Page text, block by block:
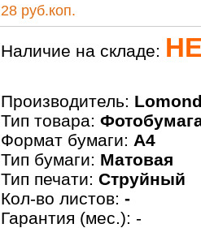
28 руб.коп.
Наличие на складе:
Производитель:
Тип товара:
Формат бумаги: A4
Тип бумаги: Матовая
Тип печати: Струйный
Кол-во листов: -
Гарантия (мес.): -